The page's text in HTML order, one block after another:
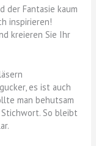
der Fantasie kaum
inspirieren!
kreieren Sie Ihr
es ist auch
man behutsam
So bleibt